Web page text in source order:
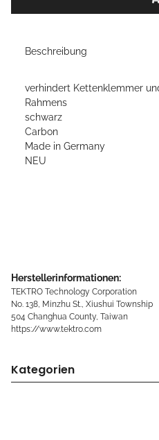
Beschreibung
verhindert Kettenklemmer
Rahmens
schwarz
Carbon
Made in Germany
NEU
Herstellerinformationen:
TEKTRO Technology Corporation
No. 138, Minzhu St., Xiushui Township
504 Changhua County, Taiwan
https://www.tektro.com
Kategorien